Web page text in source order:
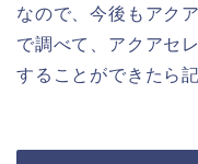
なので、今後もアク
で調べて、アクアセ
することができたら